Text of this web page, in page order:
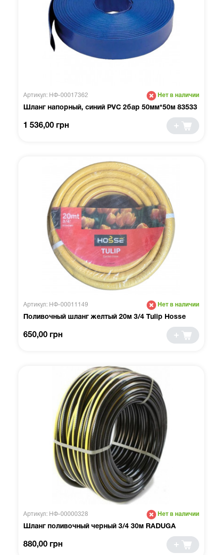
Артикул: НФ-00017362 Нет в наличии
Шланг напорный, синий PVC 2бар 50мм*50м 83533
1 536,00 грн
Артикул: НФ-00011149 Нет в наличии
Поливочный шланг желтый 20м 3/4 Tulip Hosse
650,00 грн
Артикул: НФ-00000328 Нет в наличии
Шланг поливочный черный 3/4 30м RADUGA
880,00 грн